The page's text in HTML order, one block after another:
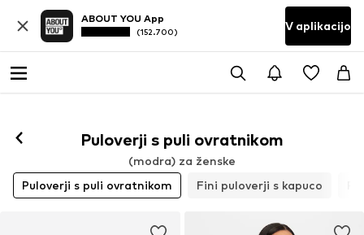
ABOUT YOU App
(152.700) V aplikacijo
Puloverji s puli ovratnikom
(modra) za ženske
Puloverji s puli ovratnikom
Fini puloverji s kapuco